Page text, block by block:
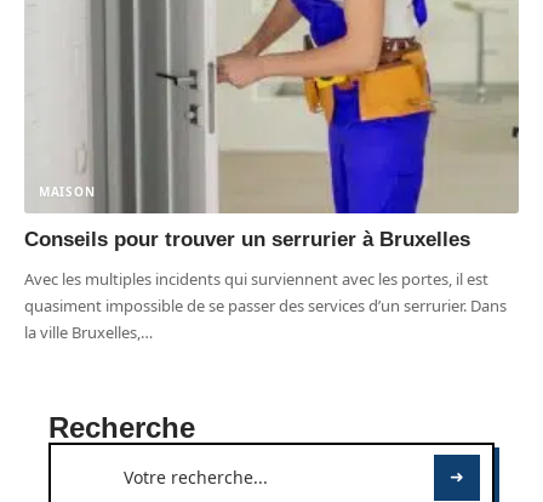
MAISON
Conseils pour trouver un serrurier à Bruxelles
Avec les multiples incidents qui surviennent avec les portes, il est
quasiment impossible de se passer des services d’un serrurier. Dans
la ville Bruxelles,…
Recherche